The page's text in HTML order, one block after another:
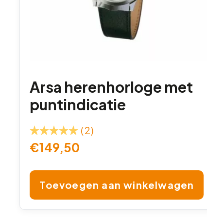
Arsa herenhorloge met
puntindicatie
(2)
€149,50
Toevoegen aan winkelwagen